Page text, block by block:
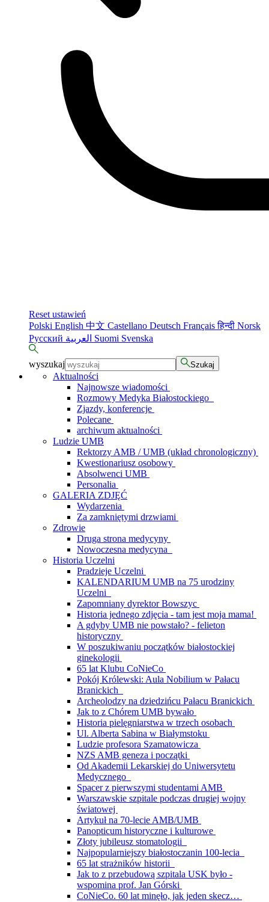
Reset ustawień
Polski English 中文 Castellano Deutsch Françaisहिन्दी Norsk
Русский
Suomi Svenska
wyszukaj Szukaj
Aktualności
Najnowsze wiadomości
Rozmowy Medyka Białostockiego
Zjazdy, konferencje
Polecane
archiwum aktualności
Ludzie UMB
Rektorzy AMB / UMB (układ chronologiczny)
Kwestionariusz osobowy
Absolwenci UMB
Personalia
GALERIA ZDJĘĆ
Wydarzenia
Za zamkniętymi drzwiami
Zdrowie
Druga strona medycyny
Nowoczesna medycyna
Historia Uczelni
Pradzieje Uczelni
KALENDARIUM UMB na 75 urodziny
Uczelni
Zapomniany dyrektor Bowszyc
Historia jednego zdjęcia - tam jest moja mama!
A gdyby UMB nie powstało? - felieton
historyczny
W poszukiwaniu początków białostockiej
ginekologii
65 lat Klubu CoNieCo
Pokój Królewski: Aula Nobilium w Pałacu
Branickich
Archeolodzy na dziedzińcu Pałacu Branickich
Jak to z Chórem UMB bywało
Historia pielęgniarstwa w trzech osobach
Ul. Alberta Sabina w Białymstoku
Ludzie profesora Szamatowicza
NZS AMB geneza i początki
Od Akademii Lekarskiej do Uniwersytetu
Medycznego
Spacer z pierwszymi studentami AMB
Warszawskie szpitale podczas drugiej wojny
światowej
Artykuł na 70-lecie AMB/UMB
Panopticum historyczne i kulturowe
Złoty jubileusz stomatologii
Najpopularniejszy białostoczanin 100-lecia
65 lat strażników historii
Jak to z przebudową szpitala USK było -
wspomina prof. Jan Górski
CoNieCo. 60 lat minęło, jak jeden skecz…